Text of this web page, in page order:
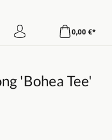
0,00 €*
'Bohea Tee'